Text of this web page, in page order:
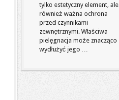
tylko estetyczny element, ale
również ważna ochrona
przed czynnikami
zewnętrznymi. Właściwa
pielęgnacja może znacząco
wydłużyć jego …